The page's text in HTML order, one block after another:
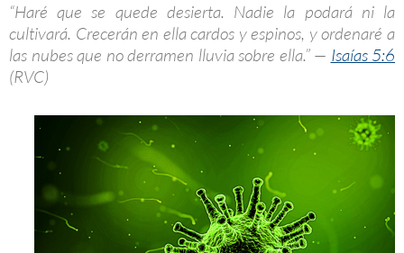
“Haré que se quede desierta. Nadie la podará ni la
cultivará. Crecerán en ella cardos y espinos, y ordenaré a
las nubes que no derramen lluvia sobre ella.” — Isaías 5:6
(RVC)